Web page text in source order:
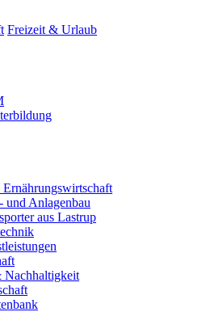
Freizeit & Urlaub
und Anlagenbau
aus Lastrup
Nachhaltigkeit